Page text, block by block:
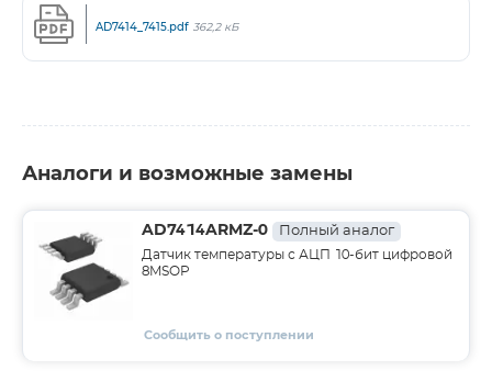
AD7414_7415.pdf 362,2 кБ
Аналоги и возможные замены
AD7414ARMZ-0 Полный аналог
Датчик температуры с АЦП 10-бит цифровой
8MSOP
Сообщить о поступлении